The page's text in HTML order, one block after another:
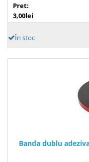
Pret:
3,00lei
În stoc
Banda dublu